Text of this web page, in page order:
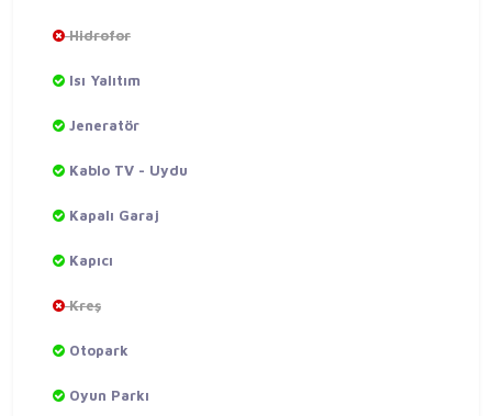
Hidrofor
Isı Yalıtım
Jeneratör
Kablo TV - Uydu
Kapalı Garaj
Kapıcı
Kreş
Otopark
Oyun Parkı